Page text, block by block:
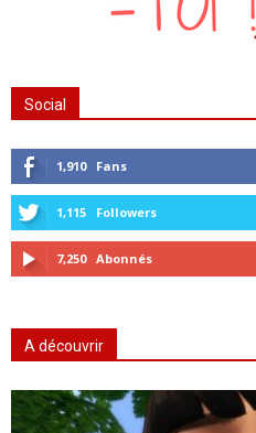
Social
1,910 Fans
1,115 Followers
7,250 Abonnés
A découvrir